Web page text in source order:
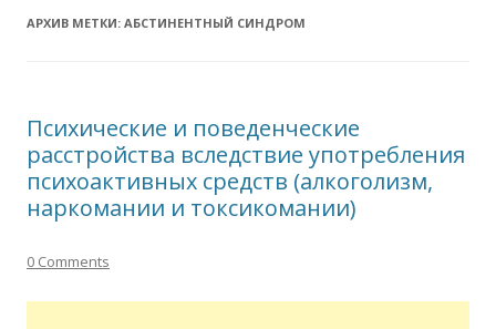
АРХИВ МЕТКИ: АБСТИНЕНТНЫЙ СИНДРОМ
Психические и поведенческие
расстройства вследствие употребления
психоактивных средств (алкоголизм,
наркомании и токсикомании)
0 Comments